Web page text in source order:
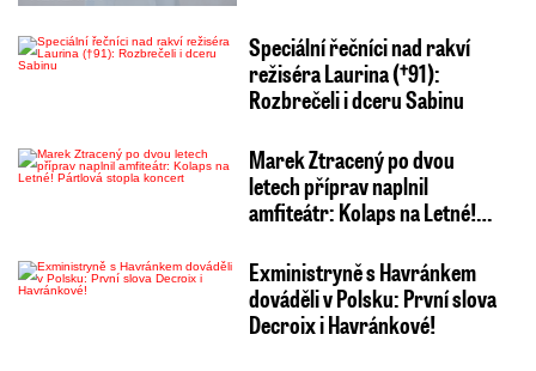
Speciální řečníci nad rakví
režiséra Laurina (†91):
Rozbrečeli i dceru Sabinu
Marek Ztracený po dvou
letech příprav naplnil
amfiteátr: Kolaps na Letné!…
Exministryně s Havránkem
dováděli v Polsku: První slova
Decroix i Havránkové!